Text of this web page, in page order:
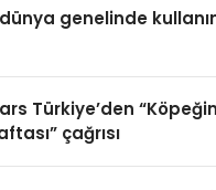
genelinde
Türkiye’den
çağrısı